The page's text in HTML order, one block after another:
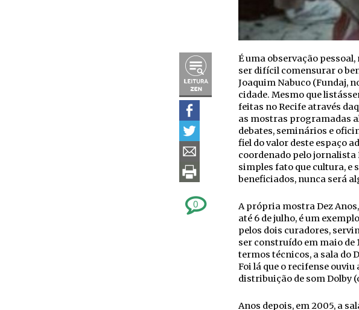
0
É uma observação
ser difícil comensurar o
Joaquim Nabuco (Fundaj,
cidade. Mesmo que
feitas no Recife através
as mostras programadas
debates, seminários e
fiel do valor deste espaço
coordenado pelo
simples fato que cultura, e
beneficiados, nunca será
A própria mostra Dez
até 6 de julho, é um
pelos dois curadores,
ser construído em maio de
termos técnicos, a sala do
Foi lá que o recifense
distribuição de som Dolby
Anos depois, em 2005, a